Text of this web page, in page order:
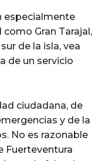
especialmente
Gran Tarajal,
de la isla, vea
de un servicio
ciudadana, de
y de la
No es razonable
Fuerteventura